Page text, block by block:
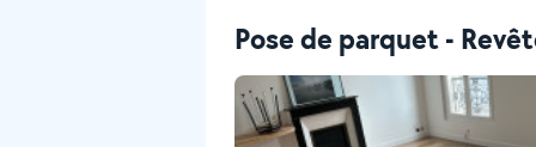
Pose de parquet -